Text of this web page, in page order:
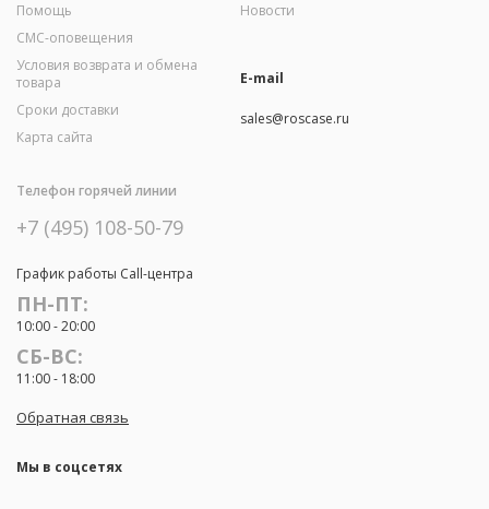
Помощь
СМС-оповещения
Условия возврата и обмена
товара
Сроки доставки
Карта сайта
Новости
E-mail
sales@roscase.ru
Телефон горячей линии
+7 (495) 108-50-79
График работы Call-центра
ПН-ПТ:
10:00 - 20:00
СБ-ВС:
11:00 - 18:00
Обратная связь
Мы в соцсетях